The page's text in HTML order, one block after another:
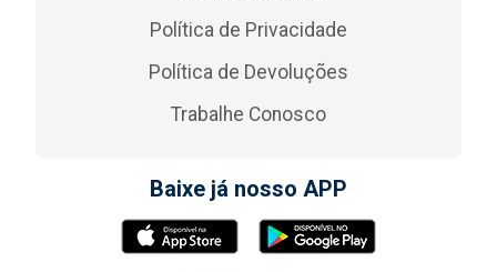
Política de Privacidade
Política de Devoluções
Trabalhe Conosco
Baixe já nosso APP